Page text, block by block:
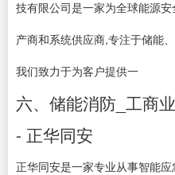
技有限公司是一家为全球能源
产商和系统供应商,专注于储能
我们致力于为客户提供一
六、储能消防_工商
- 正华同安
正华同安是一家专业从事智能